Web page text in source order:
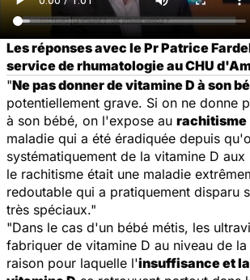
Les réponses avec le Pr Patrice
service de rhumatologie au CHU
"Ne pas donner de vitamine D à son
potentiellement grave. Si on ne donne
à son bébé, on l'expose au rachitisme
maladie qui a été éradiquée depuis
systématiquement de la vitamine D
le rachitisme était une maladie
redoutable qui a pratiquement disparu
très spéciaux."
"Dans le cas d'un bébé métis, les
fabriquer de vitamine D au niveau de
raison pour laquelle l'insuffisance et